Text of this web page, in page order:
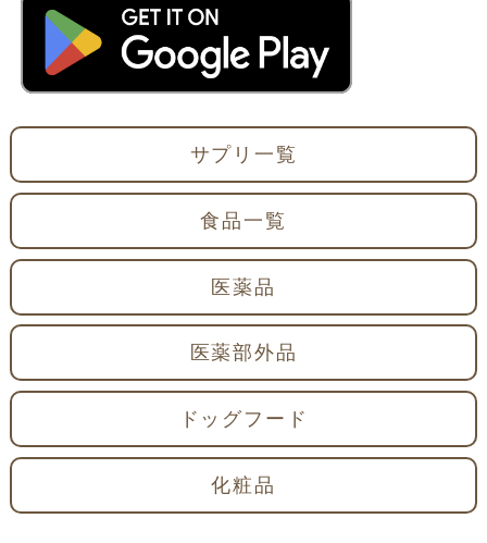
サプリ一覧
食品一覧
医薬品
医薬部外品
ドッグフード
化粧品